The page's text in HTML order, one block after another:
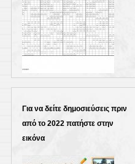
Για να δείτε δημοσιεύσεις πριν
από το 2022 πατήστε στην
εικόνα